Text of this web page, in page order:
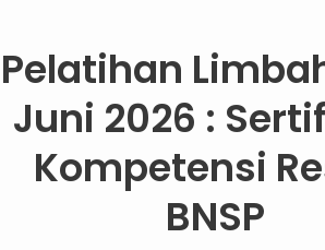
Pelatihan
Juni 2026 :
Kompetensi
BNSP